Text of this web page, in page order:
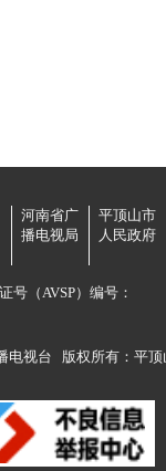
河南省广
播电视局
平顶山市
人民政府
号（AVSP）编号：
电视台 版权所有：平